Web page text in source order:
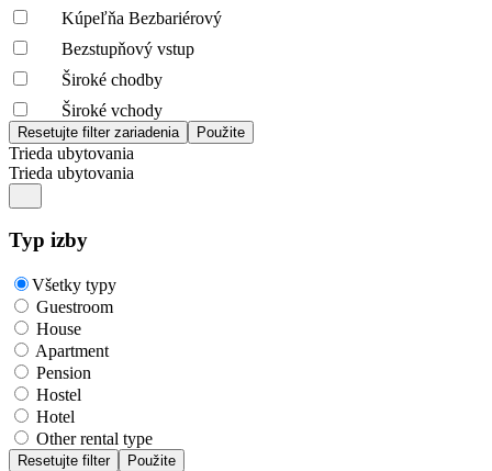
Kúpeľňa Bezbariérový
Bezstupňový vstup
Široké chodby
Široké vchody
Trieda ubytovania
Trieda ubytovania
Typ izby
Všetky typy
Guestroom
House
Apartment
Pension
Hostel
Hotel
Other rental type
Resetujte filter
Použite